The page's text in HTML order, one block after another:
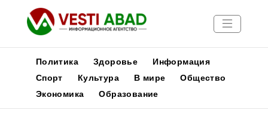
Новости
Политика Здоровье
Информация
Спорт
Культура В мире
Общество
Экономика
Образование